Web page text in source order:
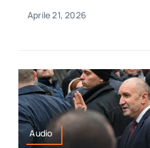
Aprile 21, 2026
Audio